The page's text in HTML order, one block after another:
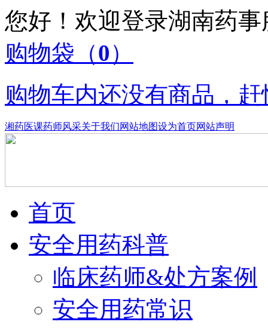
您好！欢迎登录湖南药
购物袋 （0）
购物车内还没有商品，
湘药医课药师风采关于我们网站地图设为首页网站声明
首页
安全用药科普
临床药师&处方案例
安全用药常识